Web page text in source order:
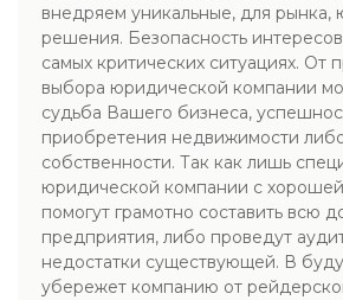
внедряем уникальные, для рынка,
решения. Безопасность
самых критических ситуациях. От
выбора юридической компании
судьба Вашего бизнеса,
приобретения недвижимости
собственности. Так как лишь
юридической компании с
помогут грамотно составить всю
предприятия, либо проведут
недостатки существующей. В
убережет компанию от